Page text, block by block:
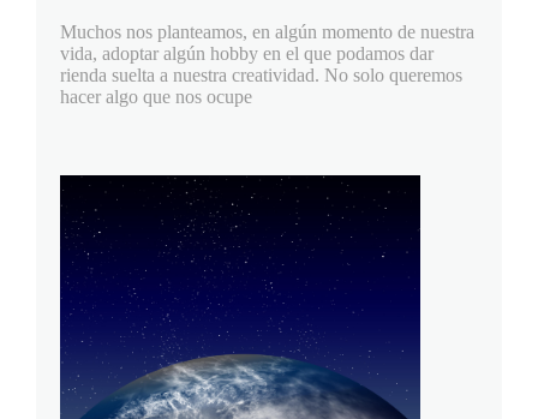
Muchos nos planteamos, en algún momento de nuestra
vida, adoptar algún hobby en el que podamos dar
rienda suelta a nuestra creatividad. No solo queremos
hacer algo que nos ocupe